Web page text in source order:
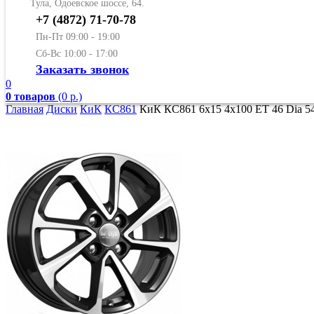
Тула, Одоевское шоссе, 64.
+7 (4872) 71-70-78
Пн-Пт 09:00 - 19:00
Сб-Вс 10:00 - 17:00
Заказать звонок
0
0 товаров (0 р.)
Главная Диски КиК КС861КиК КС861 6x15 4x100 ET 46 Dia